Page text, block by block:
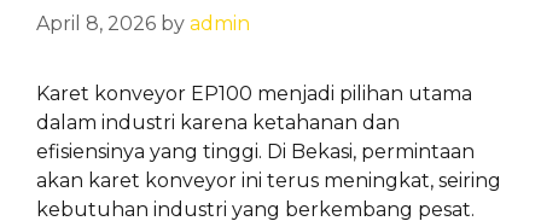
April 8, 2026 by admin
Karet konveyor EP100 menjadi pilihan utama
dalam industri karena ketahanan dan
efisiensinya yang tinggi. Di Bekasi, permintaan
akan karet konveyor ini terus meningkat, seiring
kebutuhan industri yang berkembang pesat.